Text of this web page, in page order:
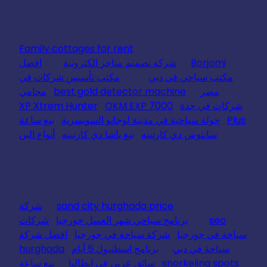
Family cottages for rent
Borjomi
شركة تصميم متاجر الكترونية
افضل
مكتب سياحي في دبي
مكتب تأسيس شركات في
مصر
best gold detector machine
محامي
شركات في جدة
XP Xtrem Hunter OKM EXP 7000
Plus
جولة سياحية في مدينة لوجانو السويسرية
بيع ساعة
سانتوس دي كارتييه
بيع باشا دي كارتييه أنواع البن
sand city hurghada price
شركة
seo
برنامج سياحي شهر العسل جورجيا
شركات
سياحة في جورجيا
شركة سياحة في جورجيا
افضل شركة
سياحة في دبي
برنامج اسطنبول 5 أيام
hurghada
snorkeling spots سائق عربي في ايطاليا بيع ساعة